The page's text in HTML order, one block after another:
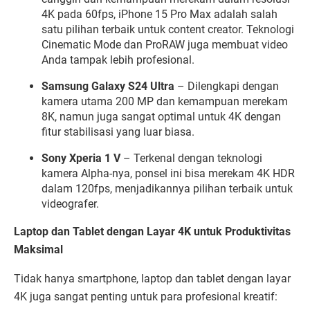
4K pada 60fps, iPhone 15 Pro Max adalah salah
satu pilihan terbaik untuk content creator. Teknologi
Cinematic Mode dan ProRAW juga membuat video
Anda tampak lebih profesional.
Samsung Galaxy S24 Ultra – Dilengkapi dengan
kamera utama 200 MP dan kemampuan merekam
8K, namun juga sangat optimal untuk 4K dengan
fitur stabilisasi yang luar biasa.
Sony Xperia 1 V– Terkenal dengan teknologi
kamera Alpha-nya, ponsel ini bisa merekam 4K HDR
dalam 120fps, menjadikannya pilihan terbaik untuk
videografer.
Laptop dan Tablet dengan Layar 4K untuk Produktivitas
Maksimal
Tidak hanya smartphone, laptop dan tablet dengan layar
4K juga sangat penting untuk para profesional kreatif: